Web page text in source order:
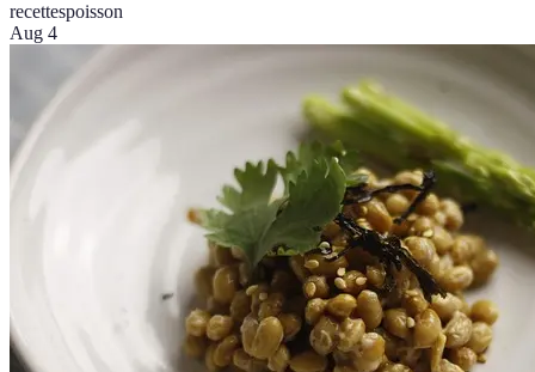
recettespoisson
Aug 4